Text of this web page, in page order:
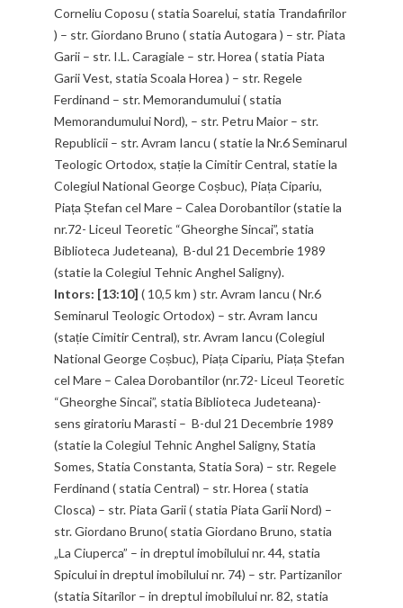
Corneliu Coposu ( statia Soarelui, statia Trandafirilor
) – str. Giordano Bruno ( statia Autogara ) – str. Piata
Garii – str. I.L. Caragiale – str. Horea ( statia Piata
Garii Vest, statia Scoala Horea ) – str. Regele
Ferdinand – str. Memorandumului ( statia
Memorandumului Nord), – str. Petru Maior – str.
Republicii – str. Avram Iancu ( statie la Nr.6 Seminarul
Teologic Ortodox, stație la Cimitir Central, statie la
Colegiul National George Coșbuc), Piața Cipariu,
Piața Ștefan cel Mare – Calea Dorobantilor (statie la
nr.72- Liceul Teoretic “Gheorghe Sincai”, statia
Biblioteca Judeteana), B-dul 21 Decembrie 1989
(statie la Colegiul Tehnic Anghel Saligny).
Intors: [13:10] ( 10,5 km ) str. Avram Iancu ( Nr.6
Seminarul Teologic Ortodox) – str. Avram Iancu
(stație Cimitir Central), str. Avram Iancu (Colegiul
National George Coșbuc), Piața Cipariu, Piața Ștefan
cel Mare – Calea Dorobantilor (nr.72- Liceul Teoretic
“Gheorghe Sincai”, statia Biblioteca Judeteana)-
sens giratoriu Marasti – B-dul 21 Decembrie 1989
(statie la Colegiul Tehnic Anghel Saligny, Statia
Somes, Statia Constanta, Statia Sora) – str. Regele
Ferdinand ( statia Central) – str. Horea ( statia
Closca) – str. Piata Garii ( statia Piata Garii Nord) –
str. Giordano Bruno( statia Giordano Bruno, statia
„La Ciuperca” – in dreptul imobilului nr. 44, statia
Spicului in dreptul imobilului nr. 74) – str. Partizanilor
(statia Sitarilor – in dreptul imobilului nr. 82, statia